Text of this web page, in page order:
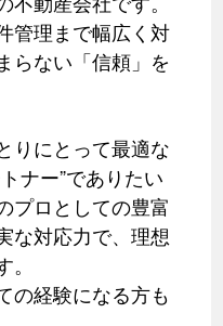
管理まで幅広く対
らない「信頼」を
りにとって最適な
ナー”でありたい
プロとしての豊富
な対応力で、理想
の経験になる方も